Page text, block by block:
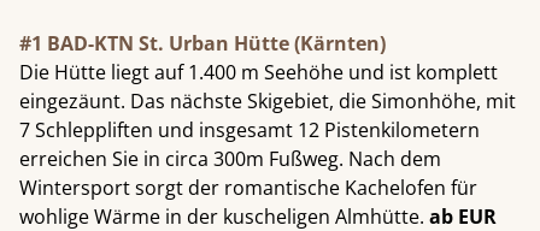
Blog
#1 BAD-KTN St. Urban Hütte (Kärnten)
Die Hütte liegt auf 1.400 m Seehöhe und ist komplett
eingezäunt. Das nächste Skigebiet, die Simonhöhe, mit
7 Schleppliften und insgesamt 12 Pistenkilometern
erreichen Sie in circa 300m Fußweg. Nach dem
Wintersport sorgt der romantische Kachelofen für
wohlige Wärme in der kuscheligen Almhütte. ab EUR